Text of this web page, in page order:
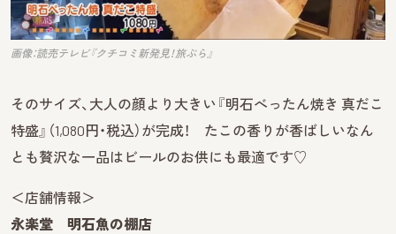
画像：読売テレビ『クチコミ新発見！旅ぷら』
そのサイズ、大人の顔より大きい『明石べったん焼き 真だこ
特盛』（1,080円・税込）が完成！ たこの香りが香ばしいなん
とも贅沢な一品はビールのお供にも最適です♡
＜店舗情報＞
永楽堂 明石魚の棚店